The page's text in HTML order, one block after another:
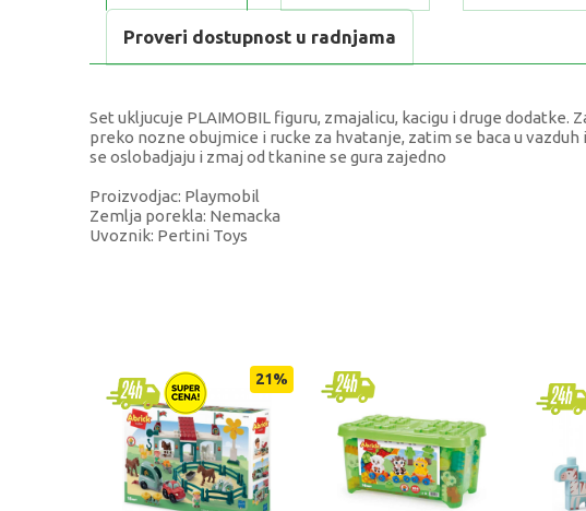
Proveri dostupnost u radnjama
Set ukljucuje PLAIMOBIL figuru, zmajalicu, kacigu i druge
preko nozne obujmice i rucke za hvatanje, zatim se baca u
se oslobadjaju i zmaj od tkanine se gura zajedno
Proizvodjac: Playmobil
Zemlja porekla: Nemacka
Uvoznik: Pertini Toys
Pol
Uzrast 4-6
21%